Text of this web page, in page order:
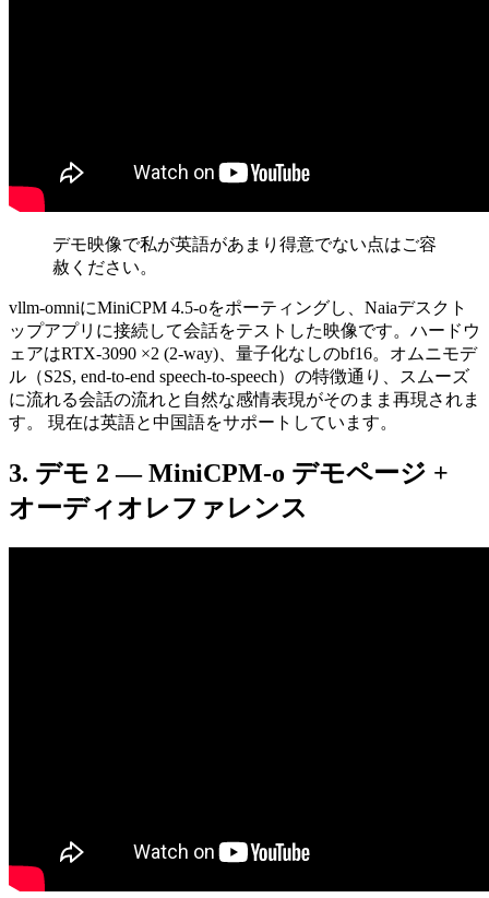
デモ映像で私が英語があまり得意でない点はご容
赦ください。
vllm-omniにMiniCPM 4.5-oをポーティングし、Naiaデスクト
ップアプリに接続して会話をテストした映像です。ハードウ
ェアはRTX-3090 ×2 (2-way)、量子化なしのbf16。オムニモデ
ル（S2S, end-to-end speech-to-speech）の特徴通り、スムーズ
に流れる会話の流れと自然な感情表現がそのまま再現されま
す。 現在は英語と中国語をサポートしています。
デモ 2 — MiniCPM-o デモページ +
オーディオレファレンス